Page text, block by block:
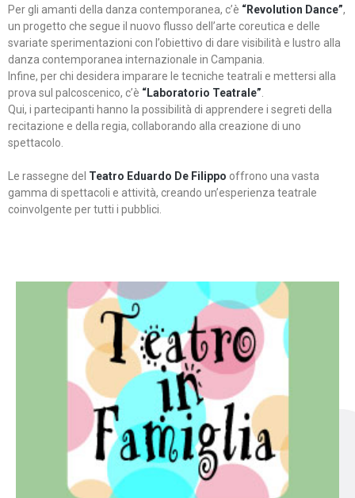
Per gli amanti della danza contemporanea, c’è “Revolution Dance”,
un progetto che segue il nuovo flusso dell’arte coreutica e delle
svariate sperimentazioni con l’obiettivo di dare visibilità e lustro alla
danza contemporanea internazionale in Campania.
Infine, per chi desidera imparare le tecniche teatrali e mettersi alla
prova sul palcoscenico, c’è “Laboratorio Teatrale”
Qui, i partecipanti hanno la possibilità di apprendere i segreti della
recitazione e della regia, collaborando alla creazione di uno
spettacolo.
Le rassegne del Teatro Eduardo De Filippo offrono una vasta
gamma di spettacoli e attività, creando un’esperienza teatrale
coinvolgente per tutti i pubblici.
Teatro in famiglia
Teatro In Famiglia è una rassegna di teatro concepita
per far condividere e godere del teatro all’intera
famiglia.
Continua